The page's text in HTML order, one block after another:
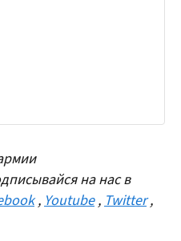
на нас в
,Youtube ,Twitter ,